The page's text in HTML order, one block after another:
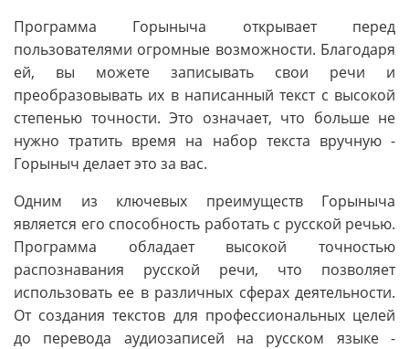
Программа Горыныча открывает перед
пользователями огромные возможности. Благодаря
ей, вы можете записывать свои речи и
преобразовывать их в написанный текст с высокой
степенью точности. Это означает, что больше не
нужно тратить время на набор текста вручную -
Горыныч делает это за вас.
Одним из ключевых преимуществ Горыныча
является его способность работать с русской речью.
Программа обладает высокой точностью
распознавания русской речи, что позволяет
использовать ее в различных сферах деятельности.
От создания текстов для профессиональных целей
до перевода аудиозаписей на русском языке -